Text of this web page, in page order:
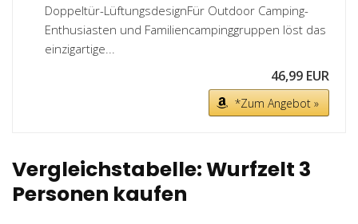
Doppeltür-LüftungsdesignFür Outdoor Camping-
Enthusiasten und Familiencampinggruppen löst das
einzigartige...
46,99 EUR
*Zum Angebot »
Vergleichstabelle: Wurfzelt 3
Personen kaufen